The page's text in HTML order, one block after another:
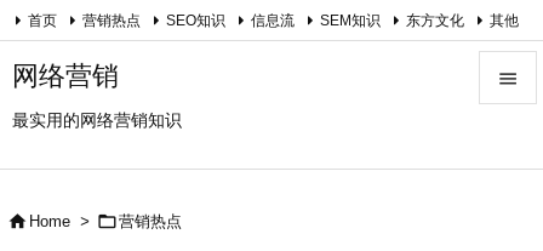
网络营销
最实用的网络营销知识

首页 营销热点 SEO知识 信息流 SEM知识 东方文化 其他
关于我
 Home > 营销热点